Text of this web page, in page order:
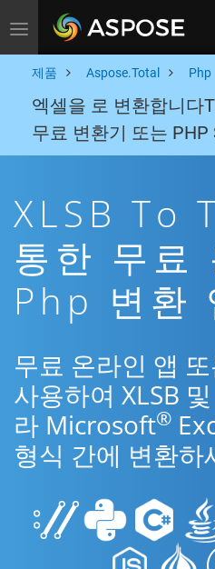
Toggle navigation
제품 Aspose.Total Php
엑셀을 로 변환합니다
무료 변환기 또는 PHP
XLSB To
통한 무료
Php 변환
무료 온라인 앱
사용하여 XLSB
라 Microsoft®
형식 간에 변환하